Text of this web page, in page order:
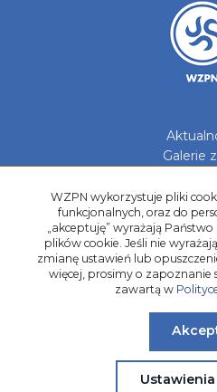
Galerie
Kadry
Program
Dziewczyny
WZPN wykorzystuje pliki
funkcjonalnych, oraz do
„akceptuję” wyrażają
plików cookie. Jeśli nie
zmianę ustawień lub
więcej, prosimy o zapoznanie
zawartą w